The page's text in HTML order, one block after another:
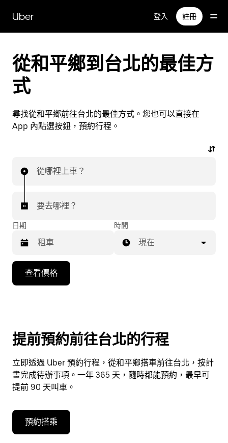
Uber 登入 註冊
從和平鄉到台北的最佳方
式
尋找從和平鄉前往台北的最佳方式。您也可以直接在
App 內點選按鈕，預約行程。
從哪裡上車？
要去哪裡？
日期
向
鍵
即
使
用
行
並
時間
現在
查看價格
提前預約前往台北的行程
立即透過 Uber 預約行程，從和平鄉搭車前往台北，按計
畫完成待辦事項。一年 365 天，隨時都能預約，最早可
提前 90 天叫車。
預約搭乘